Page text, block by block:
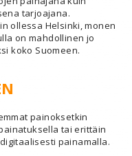
tarjoajana.
ollessa Helsinki, monen
on mahdollinen jo
koko Suomeen.
painoksetkin
tai erittäin
painamalla.